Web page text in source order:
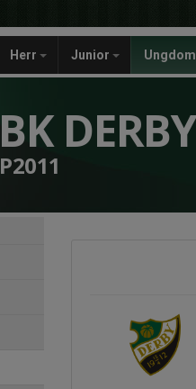
Herr Junior Ungdom
BK DERBY
P2011